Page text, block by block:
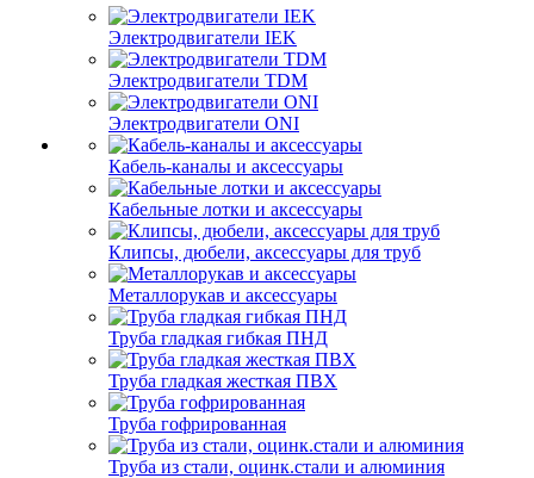
Электродвигатели IEK
Электродвигатели TDM
Электродвигатели ONI
Кабель-каналы и аксессуары
Кабельные лотки и аксессуары
Клипсы, дюбели, аксессуары для труб
Металлорукав и аксессуары
Труба гладкая гибкая ПНД
Труба гладкая жесткая ПВХ
Труба гофрированная
Труба из стали, оцинк.стали и алюминия